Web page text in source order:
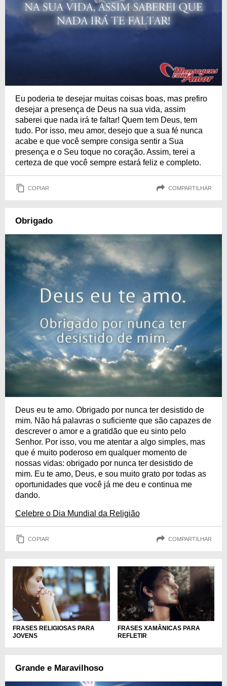
Eu poderia te desejar muitas coisas boas, mas prefiro
desejar a presença de Deus na sua vida, assim
saberei que nada irá te faltar! Quem tem Deus, tem
tudo. Por isso, meu amor, desejo que a sua fé nunca
acabe e que você sempre consiga sentir a Sua
presença e o Seu toque no coração. Assim, terei a
certeza de que você sempre estará feliz e completo.
COPIAR COMPARTILHAR
Obrigado
Deus eu te amo. Obrigado por nunca ter desistido de
mim. Não há palavras o suficiente que são capazes de
descrever o amor e a gratidão que eu sinto pelo
Senhor. Por isso, vou me atentar a algo simples, mas
que é muito poderoso em qualquer momento de
nossas vidas: obrigado por nunca ter desistido de
mim. Eu te amo, Deus, e sou muito grato por todas as
oportunidades que você já me deu e continua me
dando.
Celebre o Dia Mundial da Religião
COPIAR COMPARTILHAR
FRASES RELIGIOSAS PARA
JOVENS
FRASES XAMÂNICAS PARA
REFLETIR
Grande e Maravilhoso